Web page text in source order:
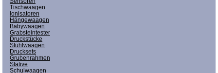
Tischwaagen
Ionisatoren
Hängewaagen
Babywaagen
Grabsteintester
Druckstücke
Stuhlwaagen
Drucksets
Grubenrahmen
Stative
Schulwaagen